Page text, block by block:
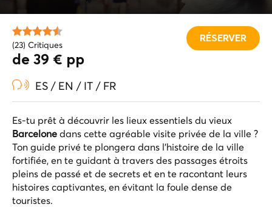
RÉSERVER
(23) Critiques
de 39 € pp
ES / EN / IT / FR
Es-tu prêt à découvrir les lieux essentiels du vieux
Barcelone dans cette agréable visite privée de la ville ?
Ton guide privé te plongera dans l'histoire de la ville
fortifiée, en te guidant à travers des passages étroits
pleins de passé et de secrets et en te racontant leurs
histoires captivantes, en évitant la foule dense de
touristes.